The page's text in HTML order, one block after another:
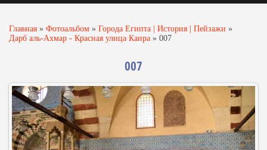
Главная » Фотоальбом » Города Египта | История | Пейзажи »
Дарб аль-Ахмар - Красная улица Каира » 007
007